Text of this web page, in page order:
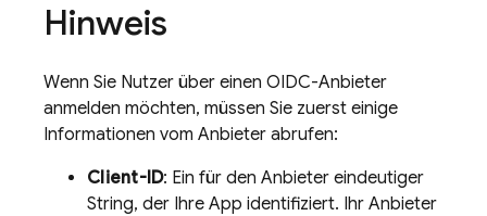
Hinweis
Wenn Sie Nutzer über einen OIDC-Anbieter
anmelden möchten, müssen Sie zuerst einige
Informationen vom Anbieter abrufen:
Client-ID: Ein für den Anbieter eindeutiger
String, der Ihre App identifiziert. Ihr Anbieter